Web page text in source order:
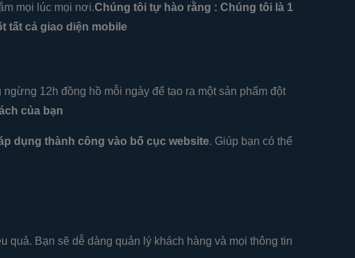
mọi lúc mọi nơi.Chúng tôi tự hào rằng : Chúng tôi là 1
tất cả giao diện mobile
12h đồng hồ mỗi ngày để tạo ra một sản phẩm đột
của bạn
dụng thành công vào bố cục website. Giúp bạn có thể
quả. Bạn sẽ dễ dàng quản lý khách hàng và mọi thông tin